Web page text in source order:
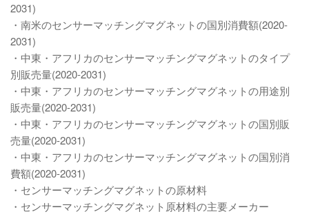
2031)
・南米のセンサーマッチングマグネットの国別消費額(2020-
2031)
・中東・アフリカのセンサーマッチングマグネットのタイプ
別販売量(2020-2031)
・中東・アフリカのセンサーマッチングマグネットの用途別
販売量(2020-2031)
・中東・アフリカのセンサーマッチングマグネットの国別販
売量(2020-2031)
・中東・アフリカのセンサーマッチングマグネットの国別消
費額(2020-2031)
・センサーマッチングマグネットの原材料
・センサーマッチングマグネット原材料の主要メーカー